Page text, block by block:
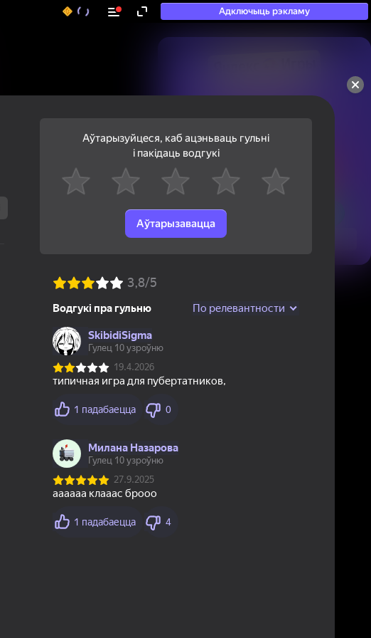
Адключыць рэкламу
50+ тап-гульняў, у якія
гуляюць нават тыя, хто
Аўтарызуйцеся, каб ацэньваць гульні
і пакідаць водгукі
Аўтарызавацца